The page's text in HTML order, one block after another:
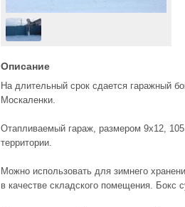
Описание
На длительный срок сдается гаражный
Москаленки.
Отапливаемый гараж, размером 9х12,
территории.
Можно использовать для зимнего
в качестве складского помещения. Бокс